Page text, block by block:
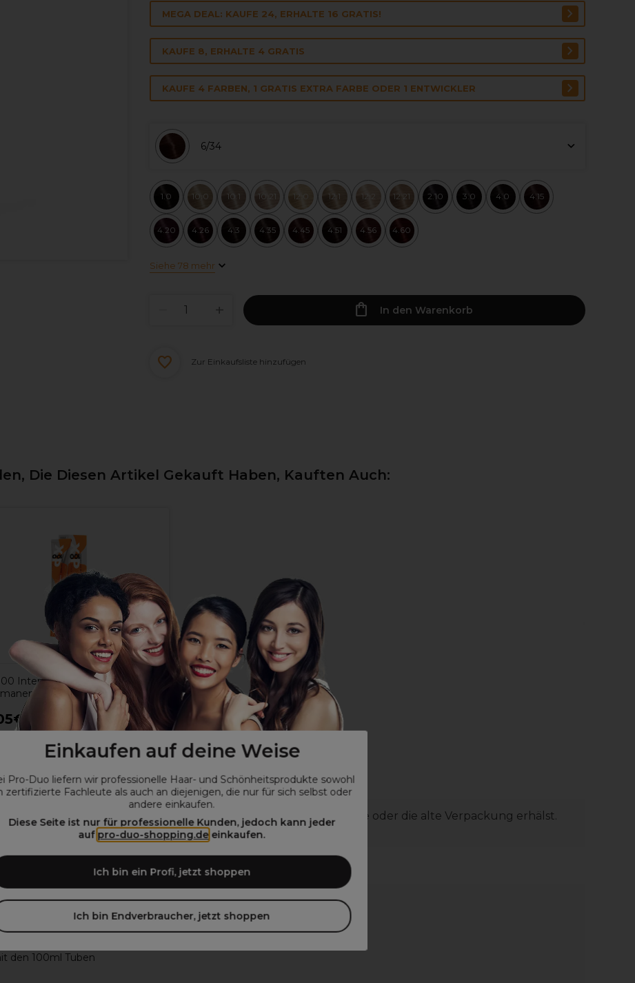
Einkaufen auf deine Weise
Pro-Duo liefern wir professionelle Haar- und Schönheitsprodukte sowohl
zertifizierte Fachleute als auch an diejenigen, die nur für sich selbst oder
andere einkaufen.
Diese Seite ist nur für professionelle Kunden, jedoch kann jeder
auf pro-duo-shopping.deeinkaufen.
Ich bin ein Profi, jetzt shoppen
Ich bin Endverbraucher, jetzt shoppen
MEGA DEAL: KAUFE 24, ERHALTE 16 GRATIS!
KAUFE 8, ERHALTE 4 GRATIS
KAUFE 4 FARBEN, 1 GRATIS EXTRA FARBE ODER 1 ENTWICKLER
6/34
1.0 10.0 10.1 10.21 12.0 12.1 12.2 12.21 2.10 3.0 4.0 4.15
4.20 4.26 4.3 4.35 4.45 4.51 4.56 4.60
Siehe 78 mehr
In den Warenkorb
Zur Einkaufsliste hinzufügen
Die Diesen Artikel Gekauft Haben, Kauften Auch:
Intense Radiance
Haarfarbe 100ml 7.0C
die Verpackung zu ändern. Es kann also sein, dass du die aktuelle oder die alte Verpackung erhälst.
erhalten wirst.
den 100ml Tuben